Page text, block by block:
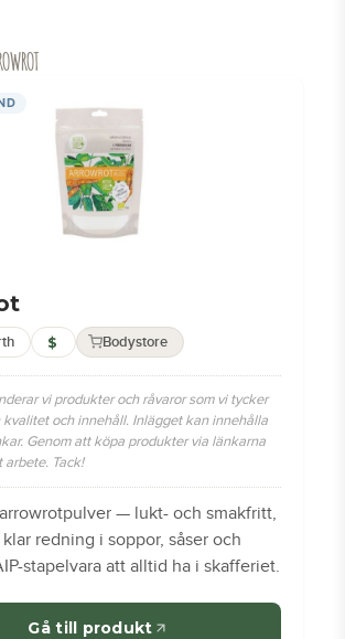
$ Bodystore
vi produkter och råvaror som vi tycker
kvalitet och innehåll. Inlägget kan innehålla
Genom att köpa produkter via länkarna
arbete. Tack!
— lukt- och smakfritt,
redning i soppor, såser och
stapelvara att alltid ha i skafferiet.
Gå till produkt